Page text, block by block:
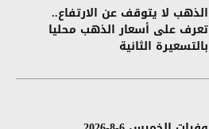
الذهب لا يتوقف عن الارتفاع..
تعرف على أسعار الذهب محليا
بالتسعيرة الثانية